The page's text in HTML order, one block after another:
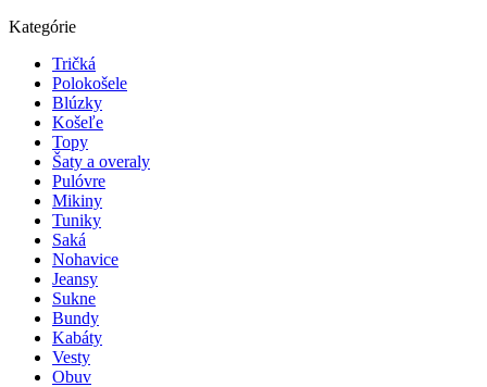
Kategórie
Tričká
Polokošele
Blúzky
Košeľe
Topy
Šaty a overaly
Pulóvre
Mikiny
Tuniky
Saká
Nohavice
Jeansy
Sukne
Bundy
Kabáty
Vesty
Obuv